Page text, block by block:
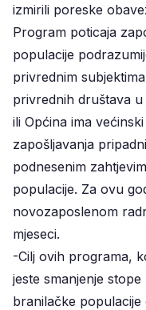
izmirili poreske
Program poticaja
populacije
privrednim
privrednih društava
ili Općina ima
zapošljavanja
podnesenim
populacije. Za ovu
novozaposlenom
mjeseci.
-Cilj ovih programa,
jeste smanjenje
branilačke